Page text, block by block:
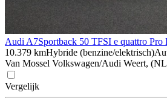
Audi A7Sportback 50 TFSI e quattro Pro
10.379 kmHybride (benzine/elektrisch)
Van Mossel Volkswagen/Audi Weert,
Vergelijk